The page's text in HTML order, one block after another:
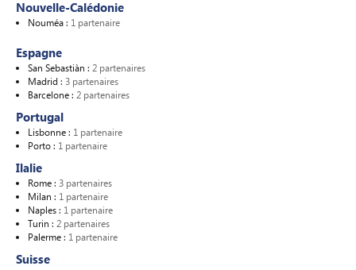
Nouvelle-Calédonie
Nouméa : 1 partenaire
Espagne
San Sebastiàn : 2 partenaires
Madrid : 3 partenaires
Barcelone : 2 partenaires
Portugal
Lisbonne : 1 partenaire
Porto : 1 partenaire
Ilalie
Rome : 3 partenaires
Milan : 1 partenaire
Naples : 1 partenaire
Turin : 2 partenaires
Palerme : 1 partenaire
Suisse